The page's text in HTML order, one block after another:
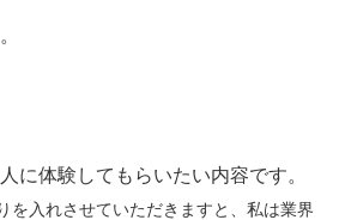
に体験してもらいたい内容です。
を入れさせていただきますと、私は業界